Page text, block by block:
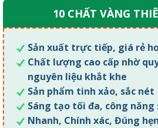
10 CHẤT VÀNG
Sản xuất trực tiếp, giá rẻ
Chất lượng cao cấp nhờ
nguyên liệu khắt khe
Sản phẩm tinh xảo, sắc nét
Sáng tạo tối đa, công
Nhanh, Chính xác, Đúng hẹn